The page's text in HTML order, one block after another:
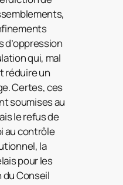
d’oppression
qui, mal
réduire un
Certes, ces
soumises au
le refus de
au contrôle
la
pour les
du Conseil